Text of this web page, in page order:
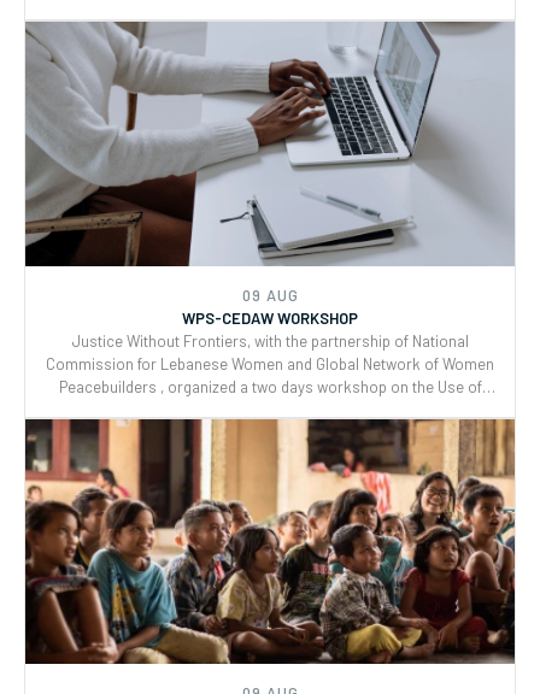
Reporting and Joint implementation of the Women, Peace, and
Security (WPS) and Youth, Peace, and Security (YPS) resolutions,
and CEDAW.
09 AUG
WPS-CEDAW WORKSHOP
Justice Without Frontiers, with the partnership of National
Commission for Lebanese Women and Global Network of Women
Peacebuilders , organized a two days workshop on the Use of
Reporting and Joint implementation of the Women, Peace, and
Security (WPS) and Youth, Peace, and Security (YPS) resolutions,
and CEDAW.